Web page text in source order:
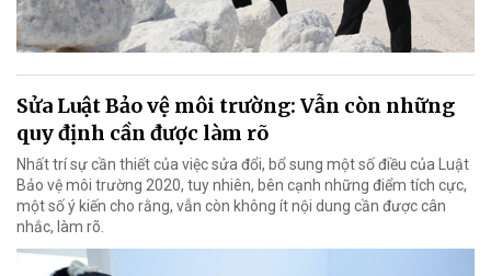
Sửa Luật Bảo vệ môi trường: Vẫn còn những
quy định cần được làm rõ
Nhất trí sự cần thiết của việc sửa đổi, bổ sung một số điều của Luật
Bảo vệ môi trường 2020, tuy nhiên, bên cạnh những điểm tích cực,
một số ý kiến cho rằng, vẫn còn không ít nội dung cần được cân
nhắc, làm rõ.